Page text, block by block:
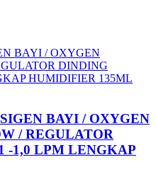
BAYI / OXYGEN
/ REGULATOR
-1,0 LPM LENGKAP